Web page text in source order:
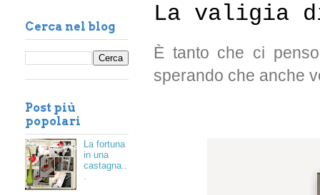
La valigia
È tanto che ci
sperando che anche
Cerca nel blog
Post più
popolari
La fortuna
in una
castagna..
.